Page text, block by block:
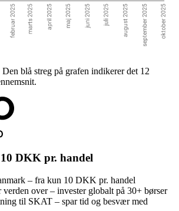
blå streg på grafen indikerer det 12
DKK pr. handel
– fra kun 10 DKK pr. handel
over – invester globalt på 30+ børser
til SKAT – spar tid og besvær med